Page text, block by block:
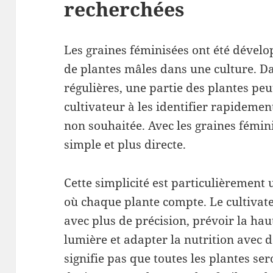
recherchées
Les graines féminisées ont été
de plantes mâles dans une culture.
régulières, une partie des plantes
cultivateur à les identifier
non souhaitée. Avec les graines
simple et plus directe.
Cette simplicité est particulièrement
où chaque plante compte. Le
avec plus de précision, prévoir la
lumière et adapter la nutrition avec
signifie pas que toutes les plantes